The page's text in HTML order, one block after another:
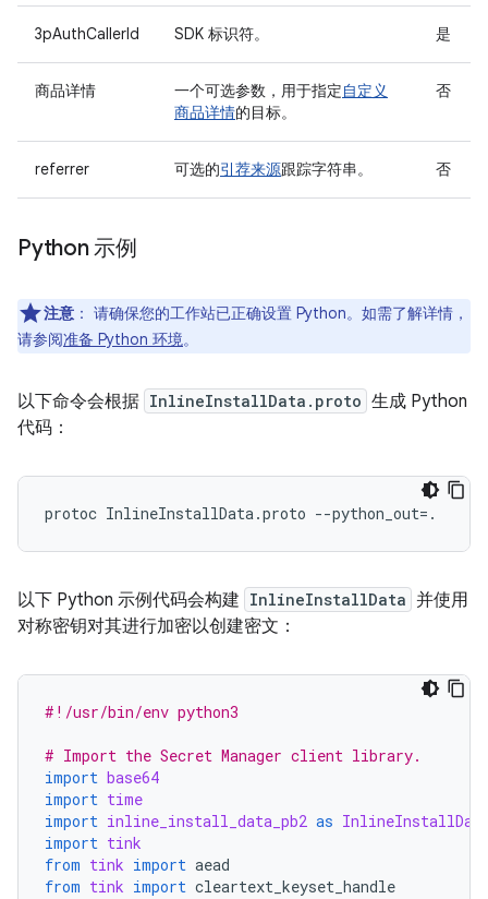
3pAuthCallerId SDK 标识符。 是
商品详情 一个可选参数，用于指定自定义
商品详情的目标。
否
referrer 可选的引荐来源跟踪字符串。 否
Python 示例
注意 ： 请确保您的工作站已正确设置 Python。如需了解详情，
请参阅准备 Python 环境。
以下命令会根据 InlineInstallData.proto 生成 Python
代码：
以下 Python 示例代码会构建 InlineInstallData 并使用
对称密钥对其进行加密以创建密文：
#!/usr/bin/env python3
# Import the Secret Manager client library.
import base64
import time
import inline_install_data_pb2 as
import tink
from tink import aead
from tink import cleartext_keyset_handle